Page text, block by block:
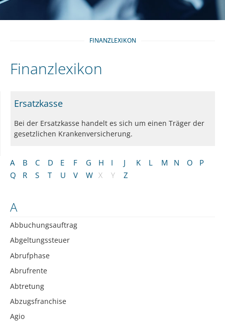
FINANZLEXIKON
Finanzlexikon
A B C D E F G H I J K L M N O
P
Q
R S T U V W X Y Z
A
Abbuchungsauftrag
Abgeltungssteuer
Abrufphase
Abrufrente
Abtretung
Abzugsfranchise
Agio
Ersatzkasse
Bei der Ersatzkasse handelt es sich um einen Träger der
gesetzlichen Krankenversicherung.